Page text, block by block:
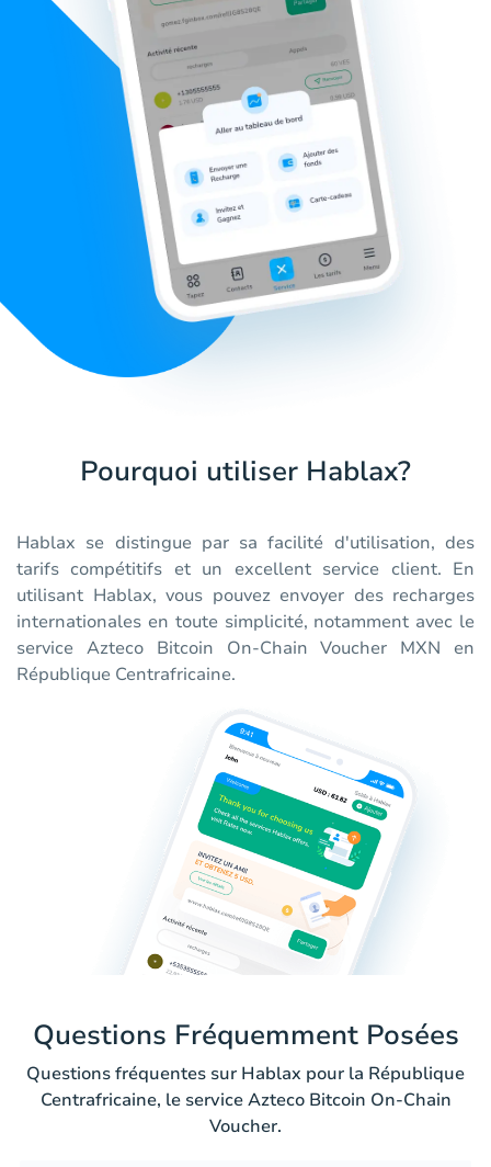
Pourquoi utiliser Hablax?
Hablax se distingue par sa facilité d'utilisation, des
tarifs compétitifs et un excellent service client. En
utilisant Hablax, vous pouvez envoyer des recharges
internationales en toute simplicité, notamment avec le
service Azteco Bitcoin On-Chain Voucher MXN en
République Centrafricaine.
Questions Fréquemment Posées
Questions fréquentes sur Hablax pour la République
Centrafricaine, le service Azteco Bitcoin On-Chain
Voucher.